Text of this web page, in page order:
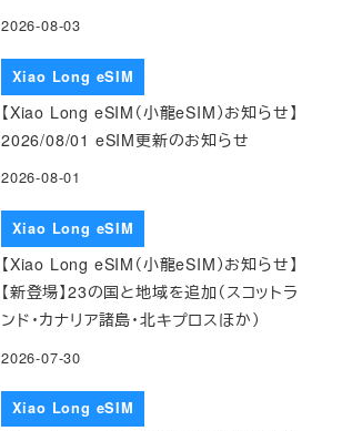
2026-08-03
Xiao Long eSIM
【Xiao Long eSIM（小龍eSIM）お知らせ】
2026/08/01 eSIM更新のお知らせ
2026-08-01
Xiao Long eSIM
【Xiao Long eSIM（小龍eSIM）お知らせ】
【新登場】23の国と地域を追加（スコットラ
ンド・カナリア諸島・北キプロスほか）
2026-07-30
Xiao Long eSIM